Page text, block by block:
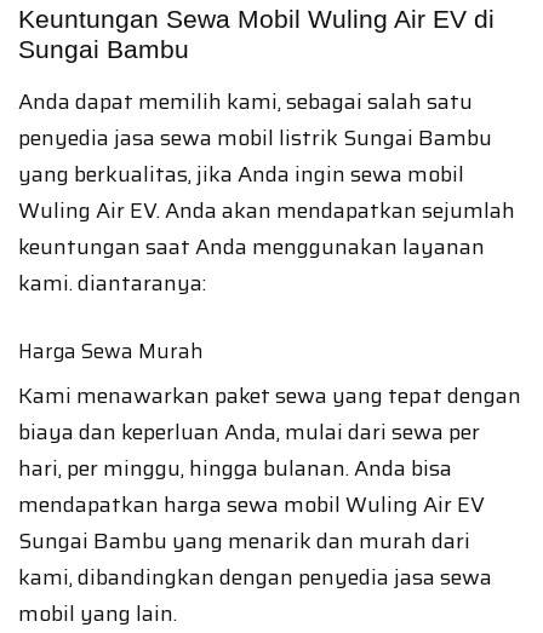
Keuntungan Sewa Mobil Wuling Air EV di
Sungai Bambu
Anda dapat memilih kami, sebagai salah satu
penyedia jasa sewa mobil listrik Sungai Bambu
yang berkualitas, jika Anda ingin sewa mobil
Wuling Air EV. Anda akan mendapatkan sejumlah
keuntungan saat Anda menggunakan layanan
kami. diantaranya:
Harga Sewa Murah
Kami menawarkan paket sewa yang tepat dengan
biaya dan keperluan Anda, mulai dari sewa per
hari, per minggu, hingga bulanan. Anda bisa
mendapatkan harga sewa mobil Wuling Air EV
Sungai Bambu yang menarik dan murah dari
kami, dibandingkan dengan penyedia jasa sewa
mobil yang lain.